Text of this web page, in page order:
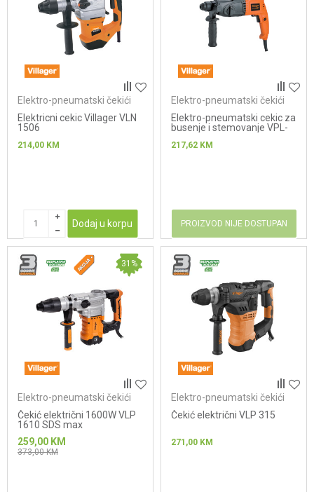
Elektro-pneumatski čekići
Elektricni cekic Villager VLN
1506
214,00 KM
Dodaj u korpu
Elektro-pneumatski čekići
Elektro-pneumatski cekic za
busenje i stemovanje VPL-
217,62 KM
PROIZVOD NIJE DOSTUPAN
31 %
Elektro-pneumatski čekići
Čekić električni 1600W VLP
1610 SDS max
259,00 KM
373,00KM
Elektro-pneumatski čekići
Čekić električni VLP 315
271,00 KM